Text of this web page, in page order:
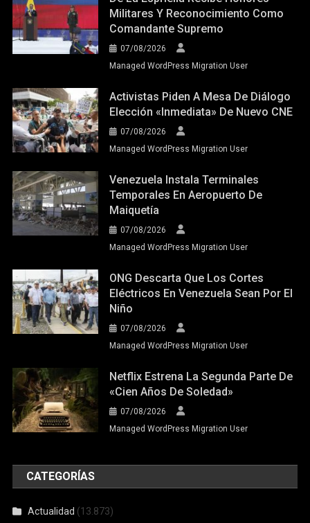
Militares Y Reconocimiento Como
Comandante Supremo
07/08/2026
Managed WordPress Migration User
Activistas Piden A Mesa De Diálogo
Elección «inmediata» De Nuevo CNE
07/08/2026
Managed WordPress Migration User
Venezuela Instala Terminales
Temporales En Aeropuerto De
Maiquetía
07/08/2026
Managed WordPress Migration User
ONG Descarta Que Los Cortes
Eléctricos En Venezuela Sean Por El
Niño
07/08/2026
Managed WordPress Migration User
Netflix Estrena La Segunda Parte De
«Cien Años De Soledad»
07/08/2026
Managed WordPress Migration User
CATEGORÍAS
Actualidad (13.873)